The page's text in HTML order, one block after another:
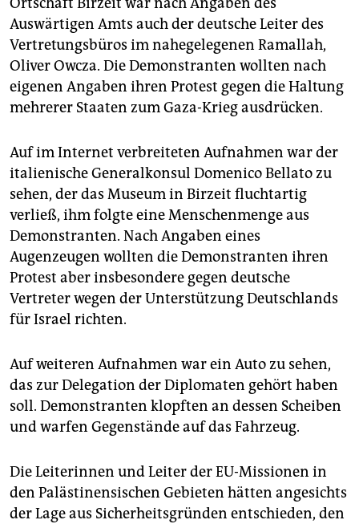
Auswärtigen Amts auch der deutsche Leiter des
Vertretungsbüros im nahegelegenen Ramallah,
Oliver Owcza. Die Demonstranten wollten nach
eigenen Angaben ihren Protest gegen die Haltung
mehrerer Staaten zum Gaza-Krieg ausdrücken.
Auf im Internet verbreiteten Aufnahmen war der
italienische Generalkonsul Domenico Bellato zu
sehen, der das Museum in Birzeit fluchtartig
verließ, ihm folgte eine Menschenmenge aus
Demonstranten. Nach Angaben eines
Augenzeugen wollten die Demonstranten ihren
Protest aber insbesondere gegen deutsche
Vertreter wegen der Unterstützung Deutschlands
für Israel richten.
Auf weiteren Aufnahmen war ein Auto zu sehen,
das zur Delegation der Diplomaten gehört haben
soll. Demonstranten klopften an dessen Scheiben
und warfen Gegenstände auf das Fahrzeug.
Die Leiterinnen und Leiter der EU-Missionen in
den Palästinensischen Gebieten hätten angesichts
der Lage aus Sicherheitsgründen entschieden, den